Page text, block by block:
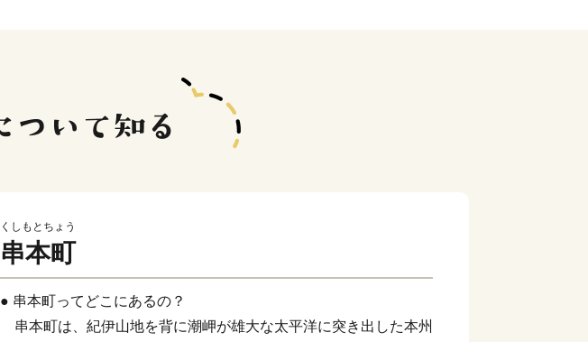
くしもとちょう
串本町
● 串本町ってどこにあるの？
串本町は、紀伊山地を背に潮岬が雄大な太平洋に突き出した本州